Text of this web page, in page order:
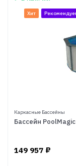
Хит
Каркасные Бассейны
Бассейн
149 957 ₽